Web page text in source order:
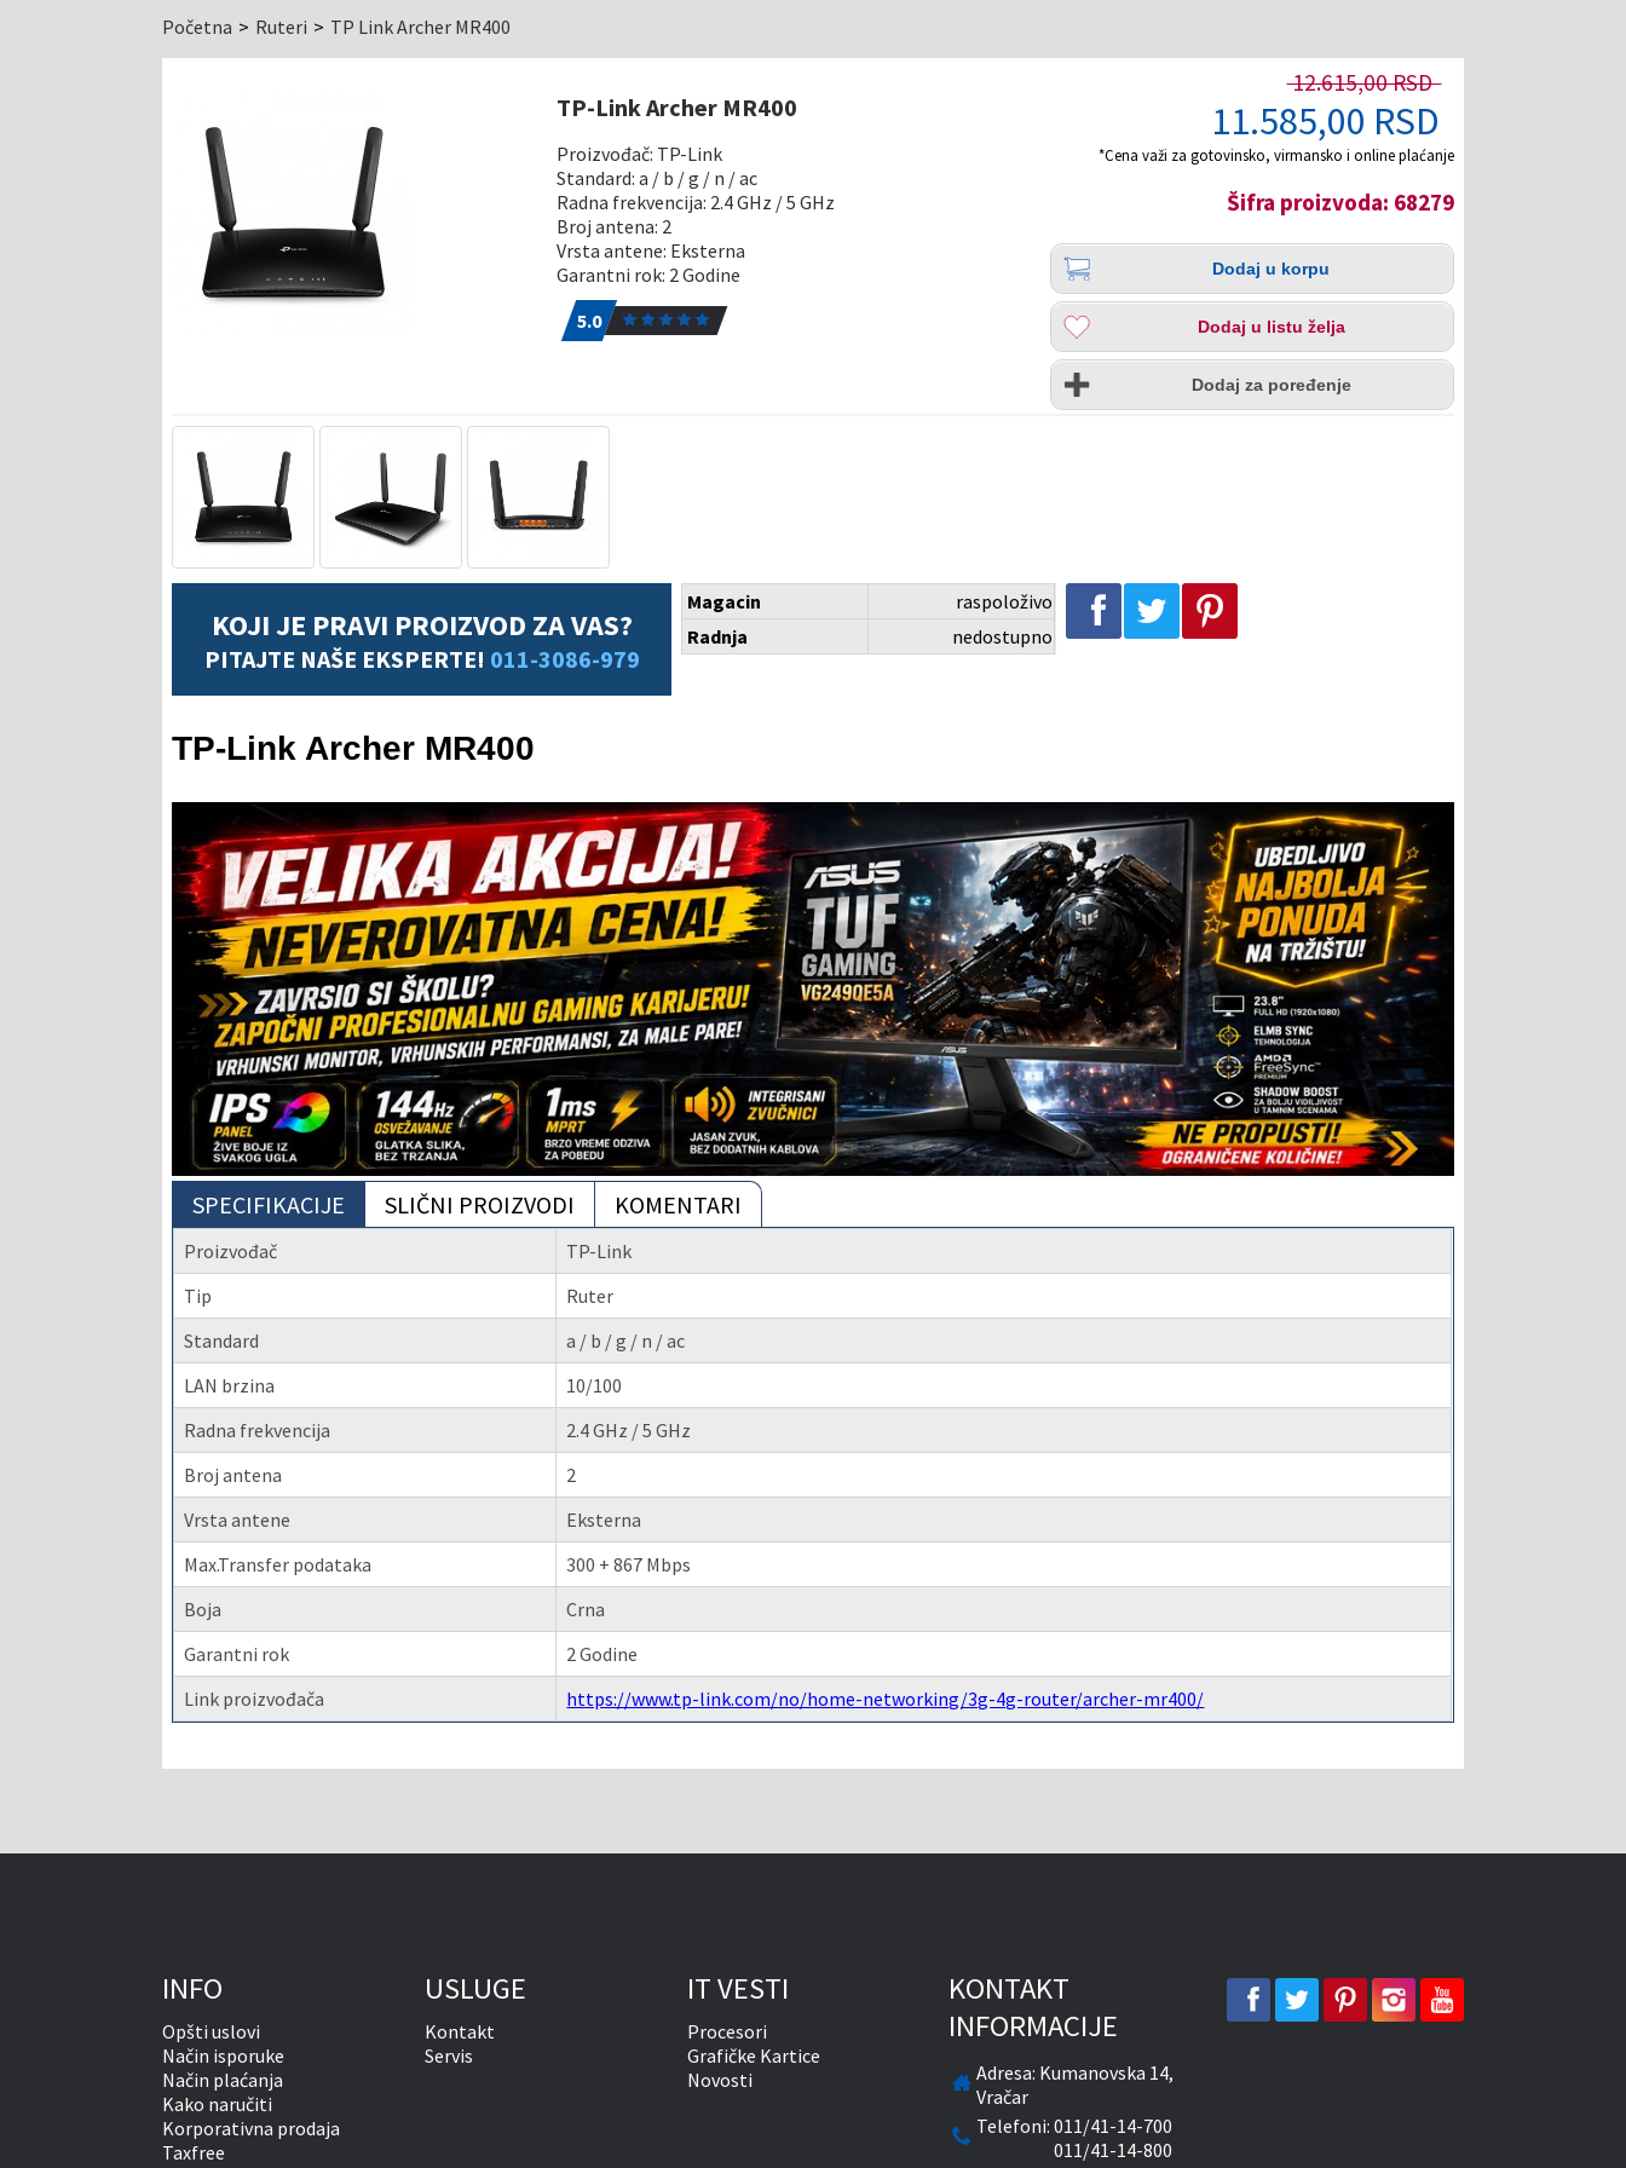
Početna Ruteri TP Link Archer MR400
TP-Link Archer MR400
Proizvođač: TP-Link
Standard: a / b / g / n / ac
Radna frekvencija: 2.4 GHz / 5 GHz
Broj antena: 2
Vrsta antene: Eksterna
Garantni rok: 2 Godine
5.01
5.0
12.615,00 RSD
11.585,00 RSD
*Cena važi za gotovinsko, virmansko i online plaćanje
Šifra proizvoda: 68279
Količina
Dodaj
korpu
Dodaj u korpu
Dodaj
listu
želja
Dodaj u listu želja
Uporedi
Dodaj za poređenje
KOJI JE PRAVI PROIZVOD ZA VAS?
PITAJTE NAŠE EKSPERTE! 011-3086-979
Magacin
raspoloživo
Radnja
nedostupno
Podeli na Facebook-u Podeli na Twitter-u Podeli na Pinterest-u
TP-Link Archer MR400
SPECIFIKACIJE SLIČNI PROIZVODI KOMENTARI
Proizvođač
TP-Link
Tip
Ruter
Standard
a / b / g / n / ac
LAN brzina
10/100
Radna frekvencija
2.4 GHz / 5 GHz
Broj antena
2
Vrsta antene
Eksterna
Max.Transfer podataka
300 + 867 Mbps
Boja
Crna
Garantni rok
2 Godine
Link proizvođača
https://www.tp-link.com/no/home-networking/3g-4g-router/archer-mr400/
INFO
Opšti uslovi
Način isporuke
Način plaćanja
Kako naručiti
Korporativna prodaja
Taxfree
USLUGE
Kontakt
Servis
IT VESTI
Procesori
Grafičke Kartice
Novosti
KONTAKT
INFORMACIJE
Adresa: Kumanovska 14,
Vračar
Telefoni:011/41-14-700
011/41-14-800
facebook
twitterpinterestinstagramyoutube